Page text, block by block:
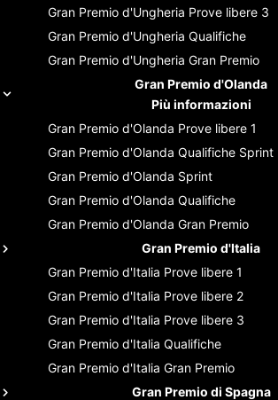
Gran Premio d'Ungheria Prove libere 3
Gran Premio d'Ungheria Qualifiche
Gran Premio d'Ungheria Gran Premio
Gran Premio d'Olanda
Più informazioni
Gran Premio d'Olanda Prove libere 1
Gran Premio d'Olanda Qualifiche Sprint
Gran Premio d'Olanda Sprint
Gran Premio d'Olanda Qualifiche
Gran Premio d'Olanda Gran Premio
Gran Premio d'Italia
Gran Premio d'Italia Prove libere 1
Gran Premio d'Italia Prove libere 2
Gran Premio d'Italia Prove libere 3
Gran Premio d'Italia Qualifiche
Gran Premio d'Italia Gran Premio
Gran Premio di Spagna